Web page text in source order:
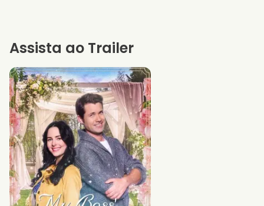
Assista ao Trailer